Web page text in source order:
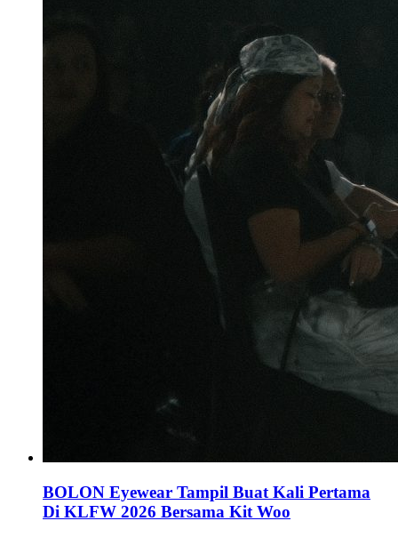
BOLON Eyewear Tampil Buat Kali Pertama
Di KLFW 2026 Bersama Kit Woo